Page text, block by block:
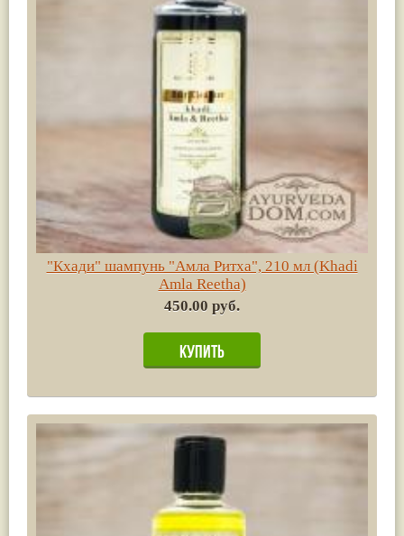
"Кхади" шампунь "Амла Ритха", 210 мл (Khadi
Amla Reetha)
450.00 руб.